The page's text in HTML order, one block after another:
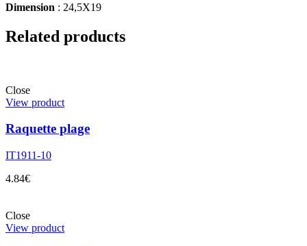
Dimension : 24,5X19
Related products
Close
View product
Raquette plage
IT1911-10
4.84€
Close
View product